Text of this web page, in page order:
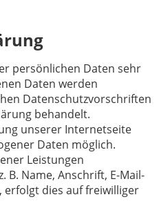
persönlichen Daten sehr
Daten werden
Datenschutzvorschriften
behandelt.
unserer Internetseite
Daten möglich.
Leistungen
B. Name, Anschrift, E-Mail-
erfolgt dies auf freiwilliger